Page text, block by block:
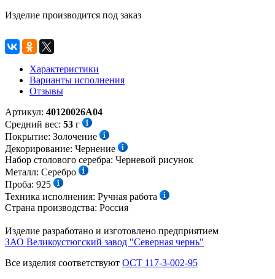
Изделие производится под заказ
Характеристики
Варианты исполнения
Отзывы
Артикул: 40120026А04
Средний вес: 53 г
Покрытие: Золочение
Декорирование: Чернение
Набор столового серебра: Черневой рисунок
Металл: Серебро
Проба: 925
Техника исполнения: Ручная работа
Страна производства: Россия
Изделие разработано и изготовлено предприятием
ЗАО Великоустюгский завод "Северная чернь"
Все изделия соответствуют ОСТ 117-3-002-95